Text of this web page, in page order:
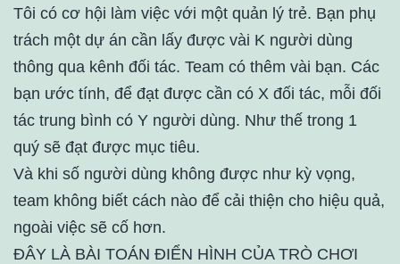
Tôi có cơ hội làm việc với một quản lý trẻ. Bạn phụ
trách một dự án cần lấy được vài K người dùng
thông qua kênh đối tác. Team có thêm vài bạn. Các
bạn ước tính, để đạt được cần có X đối tác, mỗi đối
tác trung bình có Y người dùng. Như thế trong 1
quý sẽ đạt được mục tiêu.
Và khi số người dùng không được như kỳ vọng,
team không biết cách nào để cải thiện cho hiệu quả,
ngoài việc sẽ cố hơn.
ĐÂY LÀ BÀI TOÁN ĐIỂN HÌNH CỦA TRÒ CHƠI